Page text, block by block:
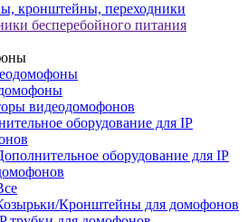
кронштейны, переходники
бесперебойного питания
видеодомофонов
оборудование для IP
оборудование для IP
Кронштейны для домофонов